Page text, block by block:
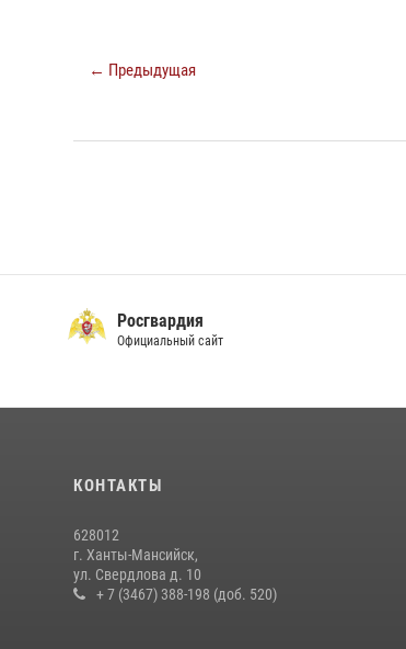
← Предыдущая
Росгвардия
Официальный сайт
КОНТАКТЫ
628012
г. Ханты-Мансийск,
ул. Свердлова д. 10
+ 7 (3467) 388-198 (доб. 520)